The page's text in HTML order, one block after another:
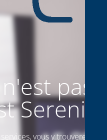
pas
SereniiT
vous y trouverez du